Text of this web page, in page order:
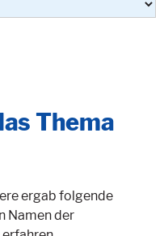
Thema
ergab folgende
Namen der